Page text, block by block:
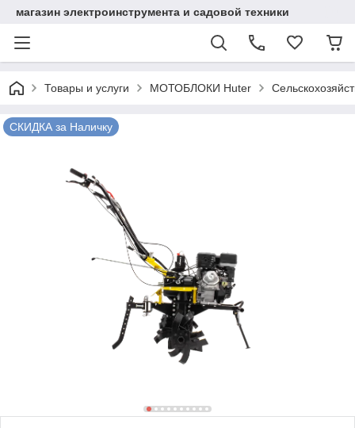
магазин электроинструмента и садовой техники
Товары и услуги МОТОБЛОКИ Huter
СКИДКА за Наличку